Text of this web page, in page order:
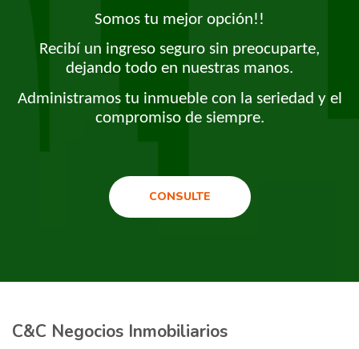
Somos tu mejor opción!!
Recibí un ingreso seguro sin preocuparte,
dejando todo en nuestras manos.
Administramos tu inmueble con la seriedad y el
compromiso de siempre.
CONSULTE
C&C Negocios Inmobiliarios